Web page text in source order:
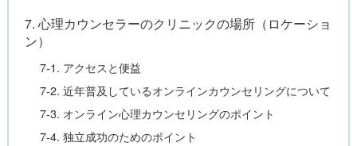
7. 心理カウンセラーのクリニックの場所（ロケーショ
ン）
7-1. アクセスと便益
7-2. 近年普及しているオンラインカウンセリングについて
7-3. オンライン心理カウンセリングのポイント
7-4. 独立成功のためのポイント